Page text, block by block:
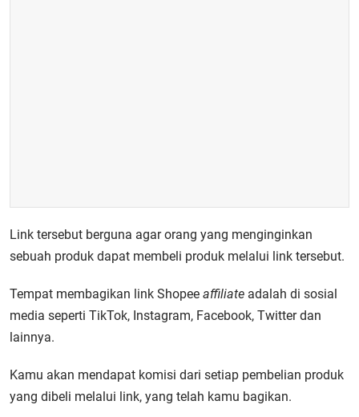
Link tersebut berguna agar orang yang menginginkan
sebuah produk dapat membeli produk melalui link tersebut.
Tempat membagikan link Shopee affiliate adalah di sosial
media seperti TikTok, Instagram, Facebook, Twitter dan
lainnya.
Kamu akan mendapat komisi dari setiap pembelian produk
yang dibeli melalui link, yang telah kamu bagikan.